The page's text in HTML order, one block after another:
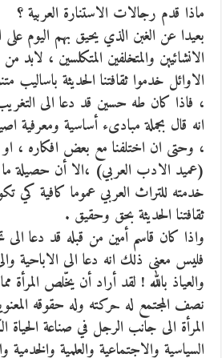
ماذا قدم رجالات الاستنارة العربية ؟
بعيدا عن الغبن الذي يحيق بهم اليوم
الانشائيين والمتخلفين المتكلسين ، لابد
الاوائل خدموا ثقافتنا الحديثة باساليب
، فاذا كان طه حسين قد دعا الى
انه قال بجملة مبادىء أساسية ومعرفية
، وحتى ان اختلفنا مع بعض افكاره ،
(عميد الادب العربي) ،الا أن حصيلة
خدمته للتراث العربي عموما كافية كي
ثقافتنا الحديثة بحق وحقيق .
واذا كان قاسم أمين من قبله قد دعا الى
فليس معنى ذلك انه دعا الى الاباحية
والعياذ بالله ! لقد أراد أن يخّلص
نصف المجتمع له حركته وله حقوقه
المرأة الى جانب الرجل في صناعة الحياة
السياسية والاجتماعية والعلمية والخدمية